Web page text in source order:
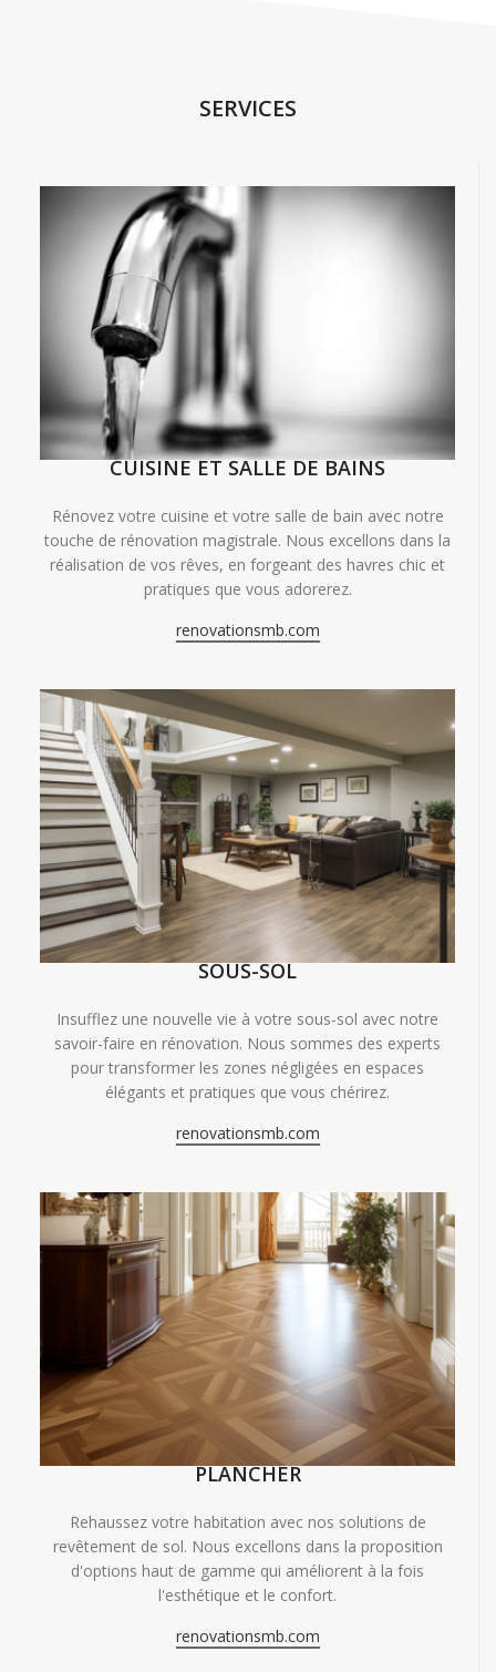
SERVICES
CUISINE ET SALLE DE BAINS
Rénovez votre cuisine et votre salle de bain avec notre
touche de rénovation magistrale. Nous excellons dans la
réalisation de vos rêves, en forgeant des havres chic et
pratiques que vous adorerez.
renovationsmb.com
SOUS-SOL
Insufflez une nouvelle vie à votre sous-sol avec notre
savoir-faire en rénovation. Nous sommes des experts
pour transformer les zones négligées en espaces
élégants et pratiques que vous chérirez.
renovationsmb.com
PLANCHER
Rehaussez votre habitation avec nos solutions de
revêtement de sol. Nous excellons dans la proposition
d'options haut de gamme qui améliorent à la fois
l'esthétique et le confort.
renovationsmb.com